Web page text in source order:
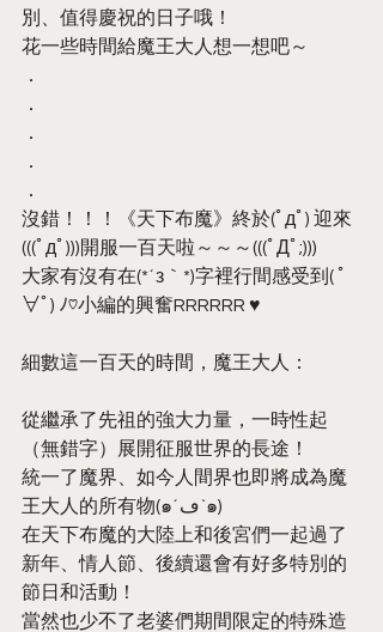
別、值得慶祝的日子哦！
花一些時間給魔王大人想一想吧～
．
．
．
．
．
沒錯！！！《天下布魔》終於(ﾟдﾟ) 迎來
(((ﾟдﾟ)))開服一百天啦～～～(((ﾟДﾟ;)))
大家有沒有在(*´з｀*)字裡行間感受到( ﾟ
∀ﾟ) ﾉ♡小編的興奮RRRRRR ♥
細數這一百天的時間，魔王大人：
從繼承了先祖的強大力量，一時性起
（無錯字）展開征服世界的長途！
統一了魔界、如今人間界也即將成為魔
王大人的所有物(๑´ڡ`๑)
在天下布魔的大陸上和後宮們一起過了
新年、情人節、後續還會有好多特別的
節日和活動！
當然也少不了老婆們期間限定的特殊造